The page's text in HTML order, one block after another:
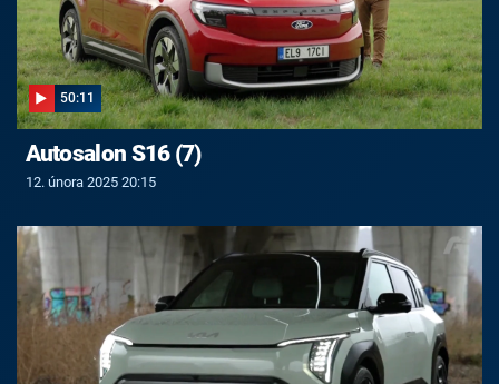
50:11
Autosalon S16 (7)
12. února 2025 20:15